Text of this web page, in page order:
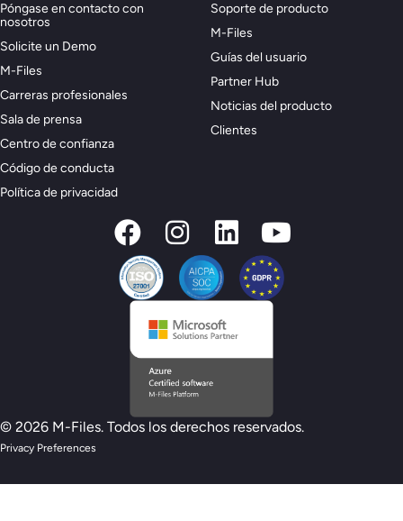
Póngase en contacto con
nosotros
Solicite un Demo
M-Files
Carreras profesionales
Sala de prensa
Centro de confianza
Código de conducta
Política de privacidad
Soporte de producto
M-Files
Guías del usuario
Partner Hub
Noticias del producto
Clientes
© 2026 M-Files. Todos los derechos reservados.
Privacy Preferences
Nuevo modelo de preparación M-Files :